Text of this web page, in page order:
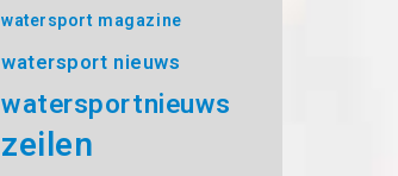
watersport magazine
watersport nieuws
watersportnieuws
zeilen